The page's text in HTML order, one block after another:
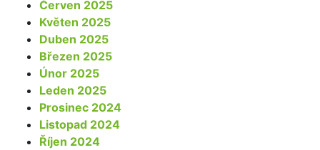
Červen 2025
Květen 2025
Duben 2025
Březen 2025
Únor 2025
Leden 2025
Prosinec 2024
Listopad 2024
Říjen 2024